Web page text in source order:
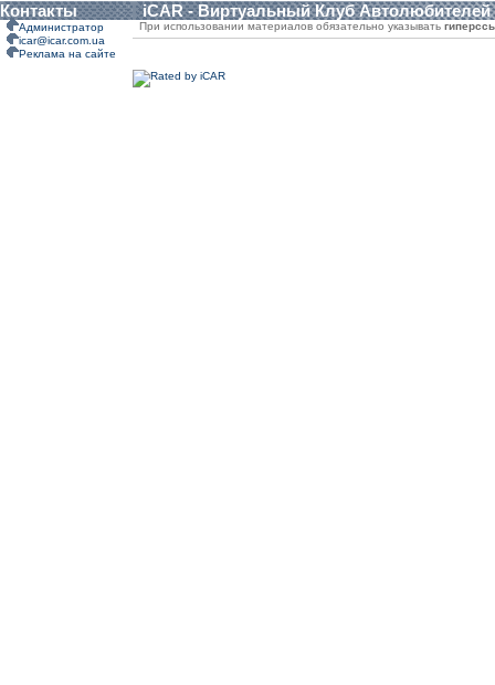
Контакты iCAR - Виртуальный Клуб Автолюбителей
Администратор
icar@icar.com.ua
Реклама на сайте
При использовании материалов обязательно указывать